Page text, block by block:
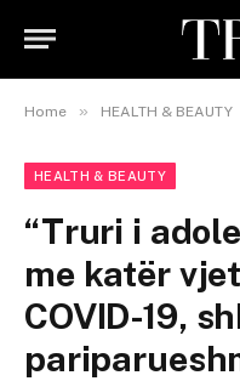
Home » HEALTH & BEAUTY
HEALTH & BEAUTY
“Truri i
me katër
COVID-19,